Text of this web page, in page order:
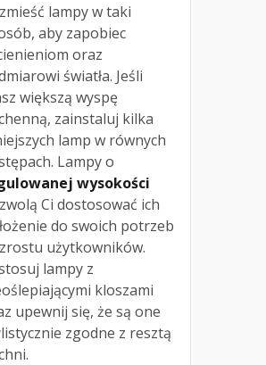
lampy w taki
aby zapobiec
oraz
światła. Jeśli
większą wyspę
zainstaluj kilka
lamp w równych
Lampy o
wysokości
Ci dostosować ich
do swoich potrzeb
użytkowników.
lampy z
kloszami
upewnij się, że są one
zgodne z resztą